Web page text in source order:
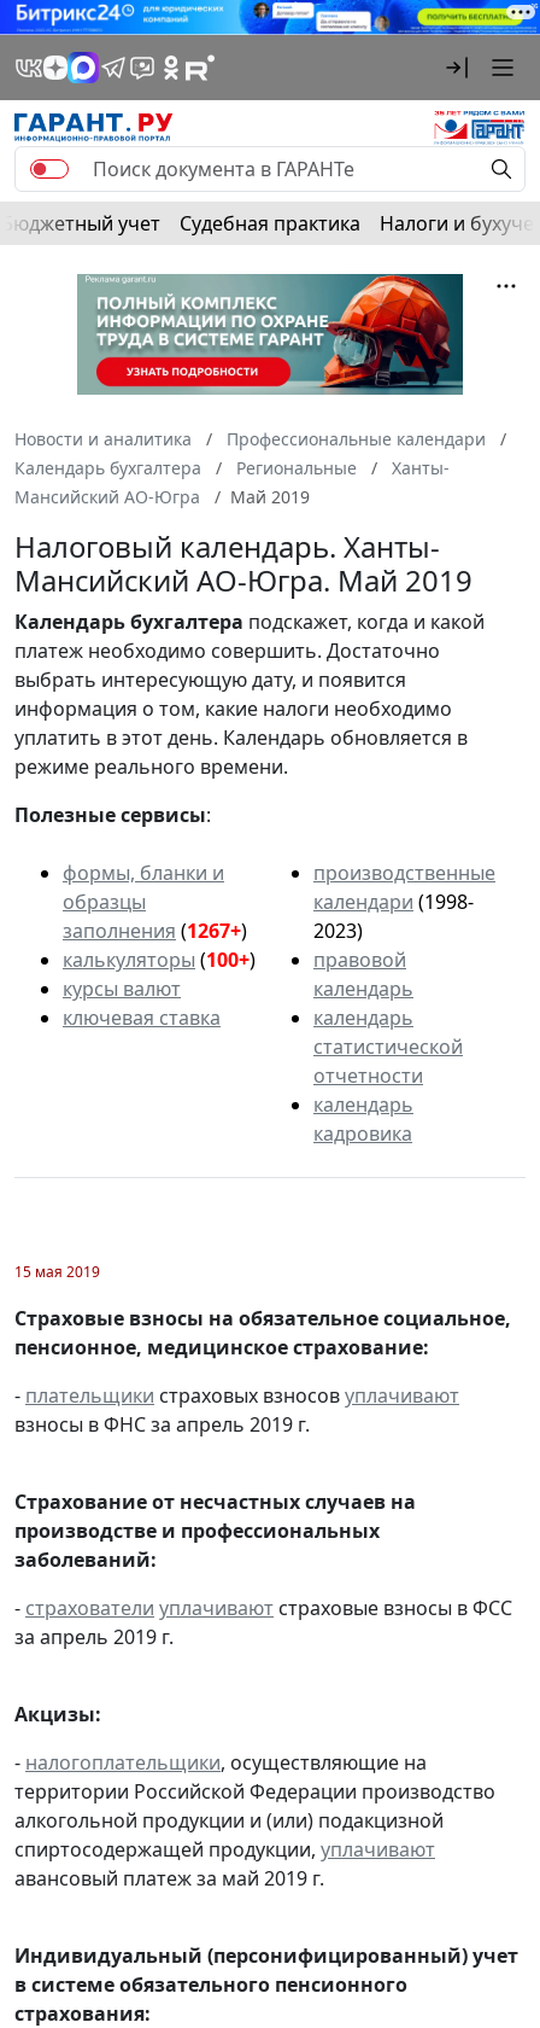
Бюджетный учет Судебная практика Налоги и
Новости и аналитика
Профессиональные календари
Календарь бухгалтера
Региональные
Ханты-
Мансийский АО-Югра
Май 2019
Налоговый календарь. Ханты-
Мансийский АО-Югра. Май 2019
Календарьбухгалтера подскажет, когда и какой
платеж необходимо совершить. Достаточно
выбрать интересующую дату, и появится
информация о том, какие налоги необходимо
уплатить в этот день. Календарь обновляется в
режиме реального времени.
Полезные сервисы:
формы, бланки и
образцы
заполнения (1267+)
калькуляторы (100+)
курсы валют
ключевая ставка
производственные
календари (1998-
2023)
правовой
календарь
календарь
статистической
отчетности
календарь
кадровика
15 мая 2019
Страховые взносы на обязательное социальное,
пенсионное, медицинское страхование:
- плательщики страховых взносовуплачивают
взносы в ФНС за апрель 2019 г.
Страхование от несчастных случаев на
производстве и профессиональных
заболеваний:
- страхователи уплачивают страховые взносы в ФСС
за апрель 2019 г.
Акцизы:
- налогоплательщики, осуществляющие на
территории Российской Федерации производство
алкогольной продукции и (или) подакцизной
спиртосодержащей продукции, уплачивают
авансовый платеж за май 2019 г.
Индивидуальный (персонифицированный) учет
в системе обязательного пенсионного
страхования: